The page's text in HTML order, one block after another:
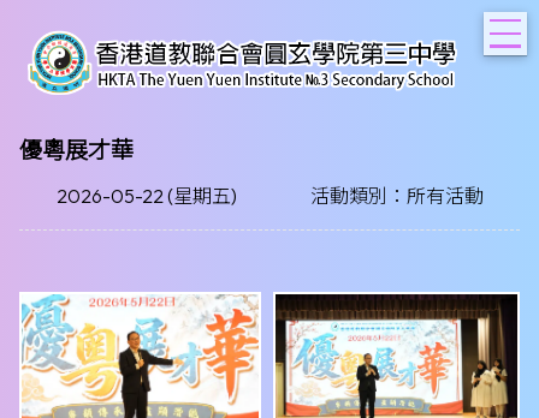
優粵展才華
2026-05-22 (星期五) 活動類別：所有活動